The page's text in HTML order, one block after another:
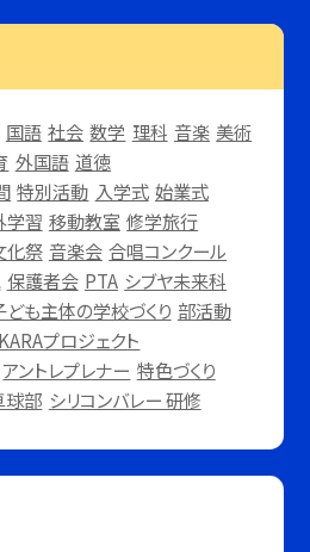
国語 社会 数学 理科 音楽 美術
外国語 道徳
特別活動 入学式 始業式
学習 移動教室 修学旅行
化祭 音楽会 合唱コンクール
保護者会 PTA シブヤ未来科
ども主体の学校づくり 部活動
プロジェクト
アントレプレナー 特色づくり
球部 シリコンバレー 研修